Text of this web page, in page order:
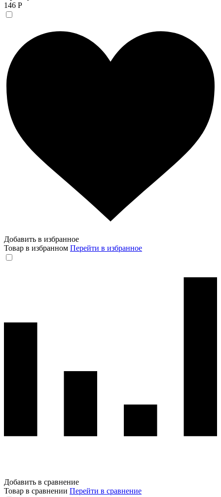
146 Р
Добавить в избранное
Товар в избранном Перейти в избранное
Добавить в сравнение
Товар в сравнении Перейти в сравнение